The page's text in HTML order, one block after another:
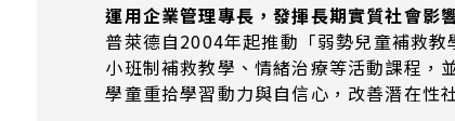
運用企業管理專長，發揮長期實質社會影
普萊德自2004年起推動「弱勢兒童補救
小班制補救教學、情緒治療等活動課程，
學童重拾學習動力與自信心，改善潛在性